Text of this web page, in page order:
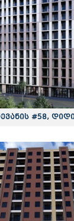
#58,